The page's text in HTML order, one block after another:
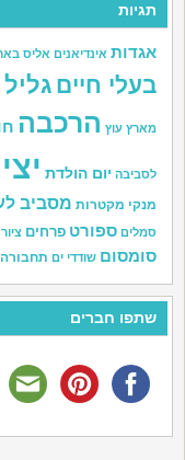
תגיות
אגדות אינדיאנים אליס
בעלי חיים גליל
מארץ עוץ הרכבה
לסביבה יום הולדת
מנקי מקטרות מסביב
סמלים ספורט פרחים ציור
סומסום שודדי ים תחבורה
שתפו חברים